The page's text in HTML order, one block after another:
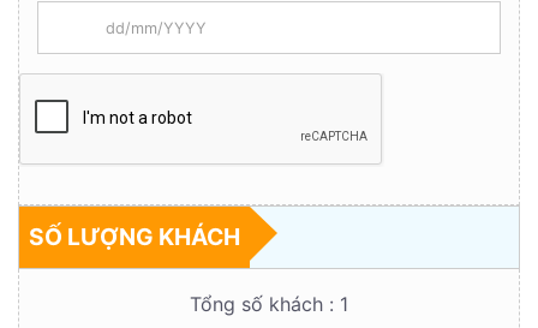
SỐ LƯỢNG KHÁCH
Tổng số khách : 1